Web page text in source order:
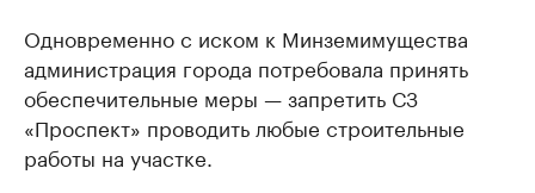
Одновременно с иском к Минземимущества
администрация города потребовала принять
обеспечительные меры — запретить СЗ
«Проспект» проводить любые строительные
работы на участке.